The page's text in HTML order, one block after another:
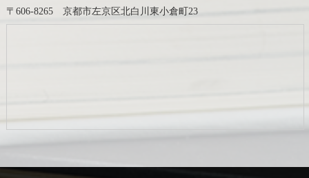
〒606-8265 京都市左京区北白川東小倉町23